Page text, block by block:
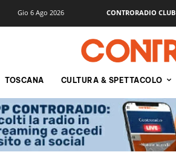
Gio 6 Ago 2026 CONTRORADIO CLUB
TOSCANA CULTURA & SPETTACOLO